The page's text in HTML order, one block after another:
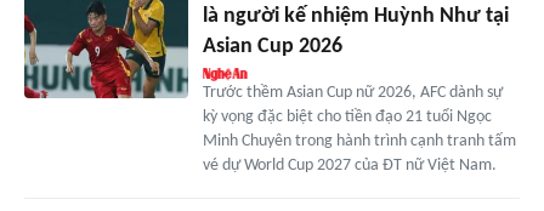
là người kế nhiệm Huỳnh Như tại
Asian Cup 2026
Trước thềm Asian Cup nữ 2026, AFC dành sự
kỳ vọng đặc biệt cho tiền đạo 21 tuổi Ngọc
Minh Chuyên trong hành trình cạnh tranh tấm
vé dự World Cup 2027 của ĐT nữ Việt Nam.